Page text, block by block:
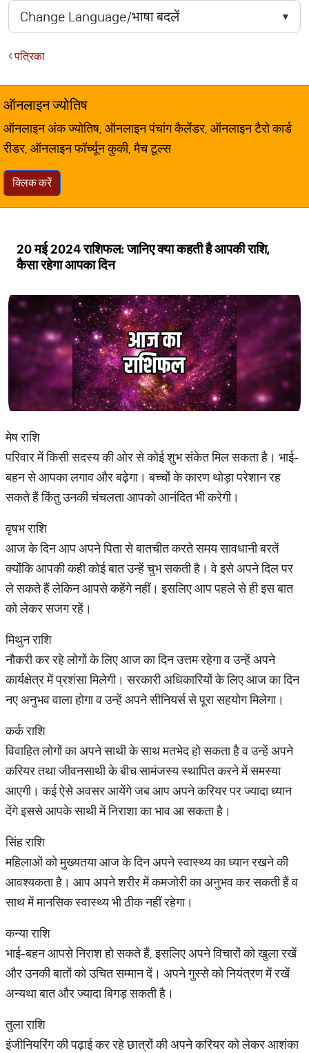
पत्रिका
ऑनलाइन ज्योतिष
ऑनलाइन अंक ज्योतिष, ऑनलाइन पंचांग कैलेंडर, ऑनलाइन टैरो कार्ड
रीडर, ऑनलाइन फॉर्च्यून कुकी, मैच टूल्स
क्लिक करें
20 मई 2024 राशिफल: जानिए क्या कहती है आपकी राशि,
कैसा रहेगा आपका दिन
मेष राशि
परिवार में किसी सदस्य की ओर से कोई शुभ संकेत मिल सकता है। भाई-
बहन से आपका लगाव और बढ़ेगा। बच्चों के कारण थोड़ा परेशान रह
सकते हैं किंतु उनकी चंचलता आपको आनंदित भी करेगी।
वृषभ राशि
आज के दिन आप अपने पिता से बातचीत करते समय सावधानी बरतें
क्योंकि आपकी कही कोई बात उन्हें चुभ सकती है। वे इसे अपने दिल पर
ले सकते हैं लेकिन आपसे कहेंगे नहीं। इसलिए आप पहले से ही इस बात
को लेकर सजग रहें।
मिथुन राशि
नौकरी कर रहे लोगों के लिए आज का दिन उत्तम रहेगा व उन्हें अपने
कार्यक्षेत्र में प्रशंसा मिलेगी। सरकारी अधिकारियों के लिए आज का दिन
नए अनुभव वाला होगा व उन्हें अपने सीनियर्स से पूरा सहयोग मिलेगा।
कर्क राशि
विवाहित लोगों का अपने साथी के साथ मतभेद हो सकता है व उन्हें अपने
करियर तथा जीवनसाथी के बीच सामंजस्य स्थापित करने में समस्या
आएगी। कई ऐसे अवसर आयेंगे जब आप अपने करियर पर ज्यादा ध्यान
देंगे इससे आपके साथी में निराशा का भाव आ सकता है।
सिंह राशि
महिलाओं को मुख्यतया आज के दिन अपने स्वास्थ्य का ध्यान रखने की
आवश्यकता है। आप अपने शरीर में कमजोरी का अनुभव कर सकती हैं व
साथ में मानसिक स्वास्थ्य भी ठीक नहीं रहेगा।
कन्या राशि
भाई-बहन आपसे निराश हो सकते हैं, इसलिए अपने विचारों को खुला रखें
और उनकी बातों को उचित सम्मान दें। अपने गुस्से को नियंत्रण में रखें
अन्यथा बात और ज्यादा बिगड़ सकती है।
तुला राशि
इंजीनियरिंग की पढ़ाई कर रहे छात्रों की अपने करियर को लेकर आशंका